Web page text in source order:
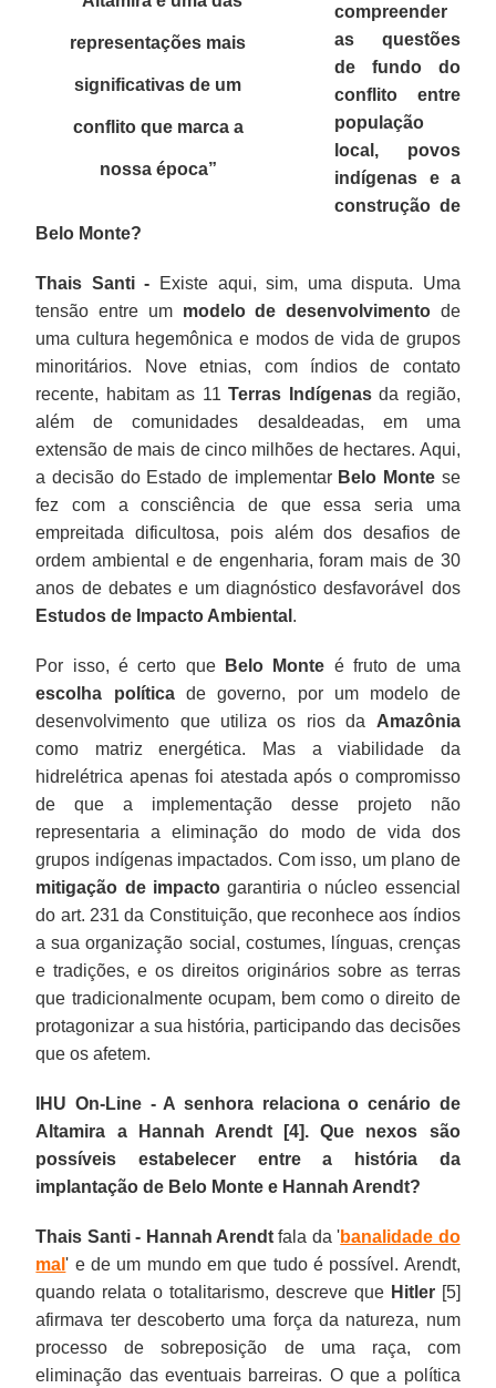
representações mais
significativas de um
conflito que marca a
nossa época”
compreender
as questões
de fundo do
conflito entre
população
local, povos
indígenas e a
construção de
Belo Monte?
Thais Santi - Existe aqui, sim, uma disputa. Uma
tensão entre um modelo de desenvolvimentode
uma cultura hegemônica e modos de vida de grupos
minoritários. Nove etnias, com índios de contato
recente, habitam as 11Terras Indígenasda região,
além de comunidades desaldeadas, em uma
extensão de mais de cinco milhões de hectares. Aqui,
a decisão do Estado de implementar Belo Montese
fez com a consciência de que essa seria uma
empreitada dificultosa, pois além dos desafios de
ordem ambiental e de engenharia, foram mais de 30
anos de debates e um diagnóstico desfavorável dos
Estudos de Impacto Ambiental .
Por isso, é certo que Belo Monte é fruto de uma
escolha políticade governo, por um modelo de
desenvolvimento que utiliza os rios da Amazônia
como matriz energética. Mas a viabilidade da
hidrelétrica apenas foi atestada após o compromisso
de que a implementação desse projeto não
representaria a eliminação do modo de vida dos
grupos indígenas impactados. Com isso, um plano de
mitigação de impactogarantiria o núcleo essencial
do art. 231 da Constituição, que reconhece aos índios
a sua organização social, costumes, línguas, crenças
e tradições, e os direitos originários sobre as terras
que tradicionalmente ocupam, bem como o direito de
protagonizar a sua história, participando das decisões
que os afetem.
IHU On-Line - A senhora relaciona o cenário de
Altamira a Hannah Arendt [4]. Que nexos são
possíveis estabelecer entre a história da
implantação de Belo Monte e Hannah Arendt?
Thais Santi - Hannah Arendt fala da 'banalidade do
mal' e de um mundo em que tudo é possível. Arendt,
quando relata o totalitarismo, descreve que Hitler[5]
afirmava ter descoberto uma força da natureza, num
processo de sobreposição de uma raça, com
eliminação das eventuais barreiras. O que a política